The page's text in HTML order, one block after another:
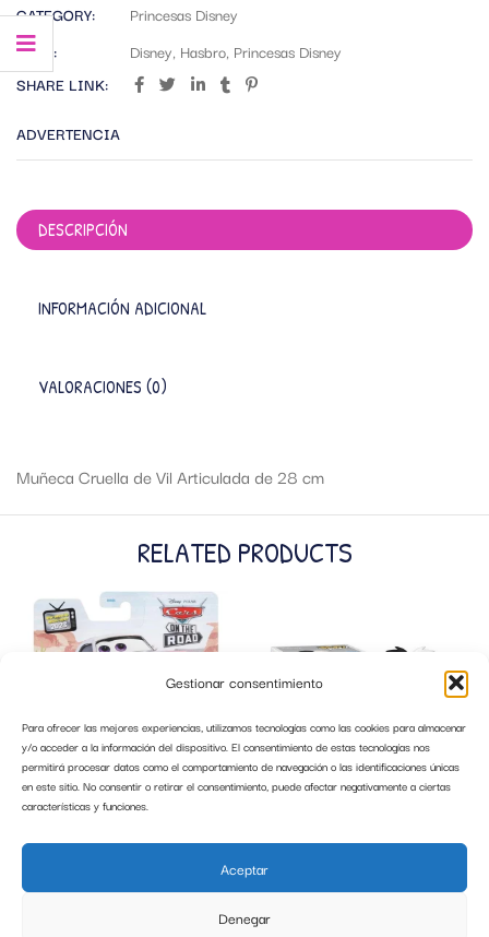
Gestionar consentimiento
Para ofrecer las mejores experiencias, utilizamos tecnologías como las cookies para almacenar
y/o acceder a la información del dispositivo. El consentimiento de estas tecnologías nos
permitirá procesar datos como el comportamiento de navegación o las identificaciones únicas
en este sitio. No consentir o retirar el consentimiento, puede afectar negativamente a ciertas
características y funciones.
Aceptar
Denegar
CATEGORY:
Princesas Disney
TAGS:
Disney, Hasbro, Princesas Disney
SHARE LINK:
ADVERTENCIA
DESCRIPCIÓN
INFORMACIÓN ADICIONAL
VALORACIONES (0)
Muñeca Cruella de Vil Articulada de 28 cm
RELATED PRODUCTS
COCHE HKY50 MATTEL